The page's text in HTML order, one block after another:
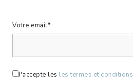
Votre email*
J'accepte les les termes et conditions